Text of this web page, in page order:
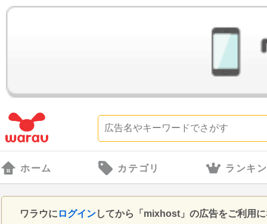
ホーム カテゴリ ランキ
ワラウに ログインしてから「mixhost」の広告をご利用